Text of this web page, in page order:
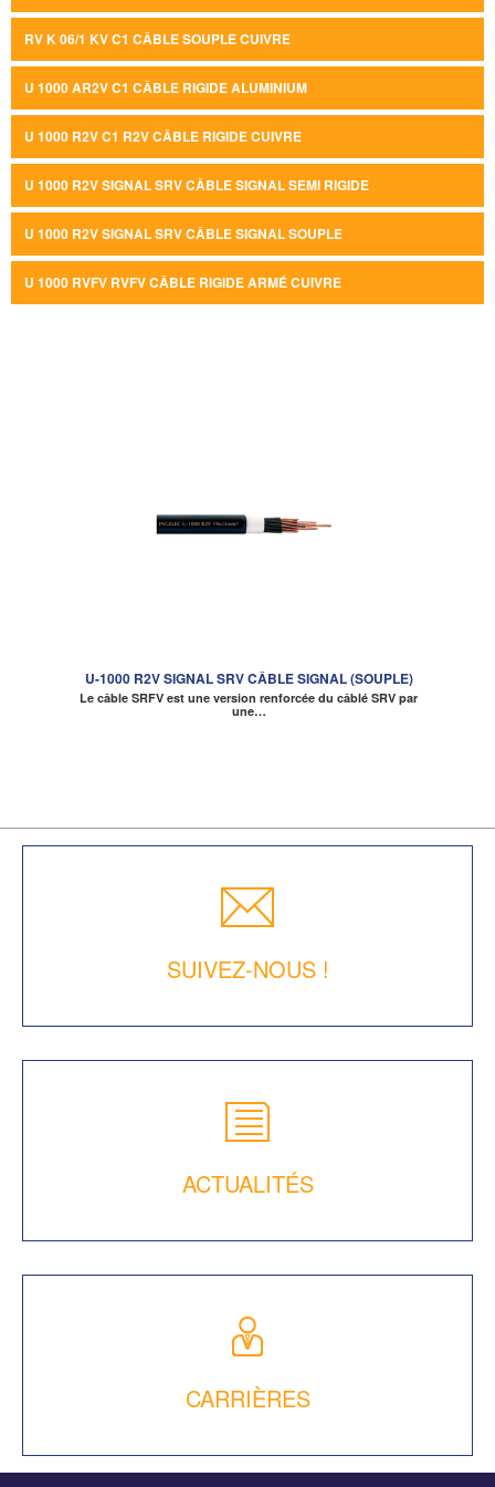
RV K 06/1 KV C1 CÂBLE SOUPLE CUIVRE
U 1000 AR2V C1 CÂBLE RIGIDE ALUMINIUM
U 1000 R2V C1 R2V CÂBLE RIGIDE CUIVRE
U 1000 R2V SIGNAL SRV CÂBLE SIGNAL SEMI RIGIDE
U 1000 R2V SIGNAL SRV CÂBLE SIGNAL SOUPLE
U 1000 RVFV RVFV CÂBLE RIGIDE ARMÉ CUIVRE
U-1000 R2V SIGNAL SRV CÂBLE SIGNAL (SOUPLE)
Le câble SRFV est une version renforcée du câblé SRV par
une…
SUIVEZ-NOUS !
ACTUALITÉS
CARRIÈRES